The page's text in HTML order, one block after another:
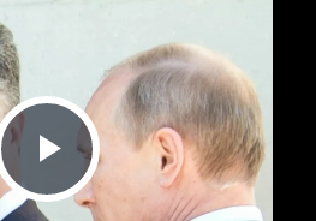
Play Video